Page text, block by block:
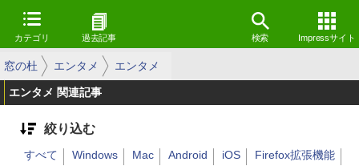
カテゴリ 過去記事 検索 Impressサイト
窓の杜 エンタメ エンタメ
エンタメ 関連記事
絞り込む
すべて Windows Mac Android iOS Firefox拡張機能